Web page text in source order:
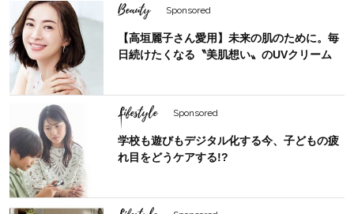
Beauty Sponsored
【高垣麗子さん愛用】未来の肌のために。毎
日続けたくなる〝美肌想い〟のUVクリーム
Lifestyle Sponsored
学校も遊びもデジタル化する今、子どもの疲
れ目をどうケアする!?